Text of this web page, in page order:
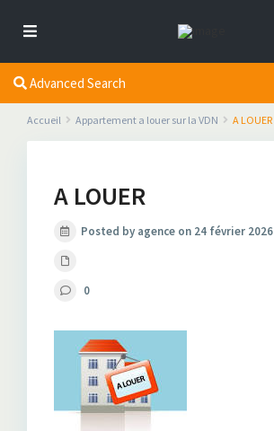
Advanced Search
Accueil Appartement a louer sur la VDN A LOUER
A LOUER
Posted by agence on 24 février 2026
0